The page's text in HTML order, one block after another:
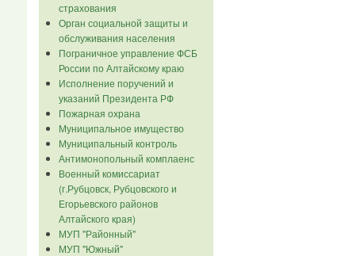
страхования
Орган социальной защиты и
обслуживания населения
Пограничное управление ФСБ
России по Алтайскому краю
Исполнение поручений и
указаний Президента РФ
Пожарная охрана
Муниципальное имущество
Муниципальный контроль
Антимонопольный комплаенс
Военный комиссариат
(г.Рубцовск, Рубцовского и
Егорьевского районов
Алтайского края)
МУП "Районный"
МУП "Южный"